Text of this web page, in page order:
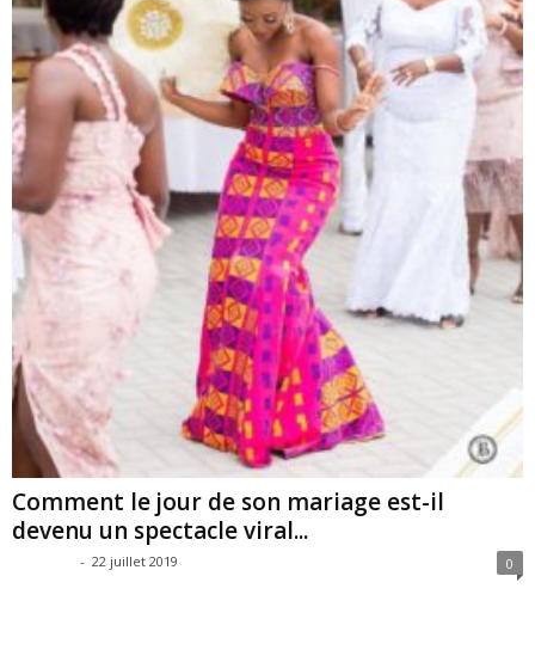
Comment le jour de son mariage est-il
devenu un spectacle viral...
- 22 juillet 2019 0